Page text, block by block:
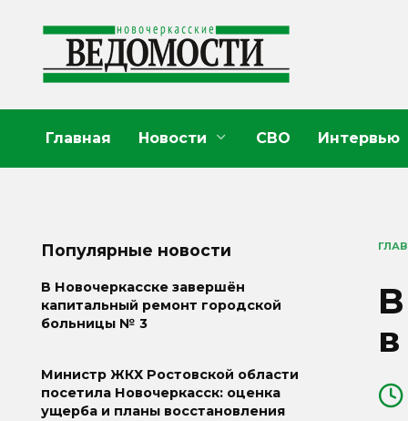
содержанию
Главная Новости СВО Интервью
Популярные новости
В Новочеркасске завершён
капитальный ремонт городской
больницы № 3
Министр ЖКХ Ростовской области
посетила Новочеркасск: оценка
ущерба и планы восстановления